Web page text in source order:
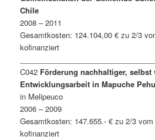
Chile
2008 – 2011
Gesamtkosten: 124.104,00 € zu 2/3
kofinanziert
C042 Förderung nachhaltiger, selbst
Entwicklungsarbeit in Mapuche
in Melipeuco
2006 – 2009
Gesamtkosten: 147.655.- € zu 2/3
kofinanziert